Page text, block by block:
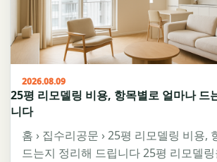
2026.08.09
25평 리모델링 비용, 항목별로 얼마나 드
니다
홈 › 집수리공문 › 25평 리모델링 비용,
드는지 정리해 드립니다 25평 리모델